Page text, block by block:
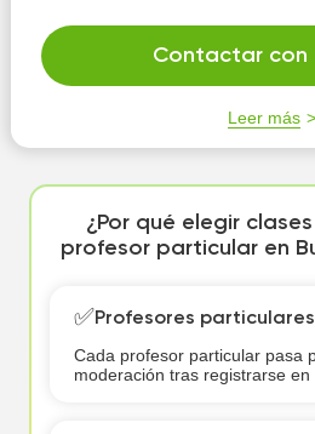
Contactar con
Leer más
¿Por qué elegir
profesor particular en
✅Profesores
Cada profesor particular pasa
moderación tras registrarse en